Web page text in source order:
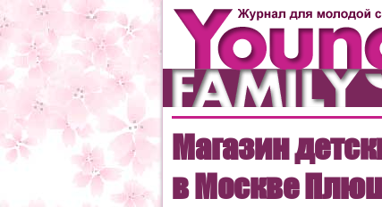
Магазин
в Москве